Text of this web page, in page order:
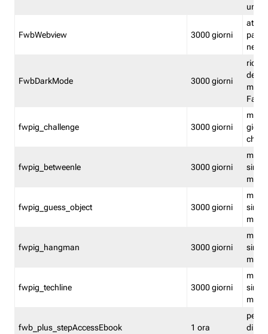
una
FwbWebview 3000 giorni
attiva
FwbDarkMode 3000 giorni
fwpig_challenge 3000 giorni
fwpig_betweenle 3000 giorni
fwpig_guess_object 3000 giorni
fwpig_hangman 3000 giorni
fwpig_techline 3000 giorni
fwb_plus_stepAccessEbook 1 ora
di un